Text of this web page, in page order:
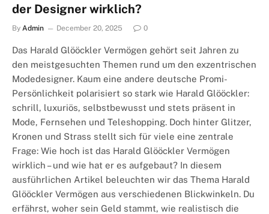
der Designer wirklich?
By Admin December 20, 2025 0
Das Harald Glööckler Vermögen gehört seit Jahren zu
den meistgesuchten Themen rund um den exzentrischen
Modedesigner. Kaum eine andere deutsche Promi-
Persönlichkeit polarisiert so stark wie Harald Glööckler:
schrill, luxuriös, selbstbewusst und stets präsent in
Mode, Fernsehen und Teleshopping. Doch hinter Glitzer,
Kronen und Strass stellt sich für viele eine zentrale
Frage: Wie hoch ist das Harald Glööckler Vermögen
wirklich – und wie hat er es aufgebaut? In diesem
ausführlichen Artikel beleuchten wir das Thema Harald
Glööckler Vermögen aus verschiedenen Blickwinkeln. Du
erfährst, woher sein Geld stammt, wie realistisch die